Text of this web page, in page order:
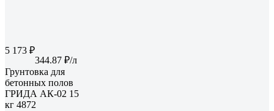
5 173 ₽
344.87 ₽/л
Грунтовка для
бетонных полов
ГРИДА АК-02 15
кг 4872